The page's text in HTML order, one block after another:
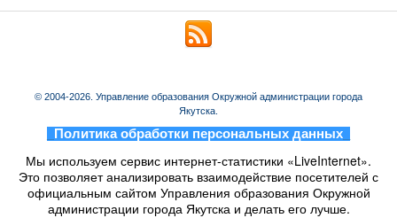
© 2004-2026. Управление образования Окружной администрации города
Якутска.
Политика обработки персональных данных
Мы используем сервис интернет-статистики «LiveInternet».
Это позволяет анализировать взаимодействие посетителей с
официальным сайтом Управления образования Окружной
администрации города Якутска и делать его лучше.